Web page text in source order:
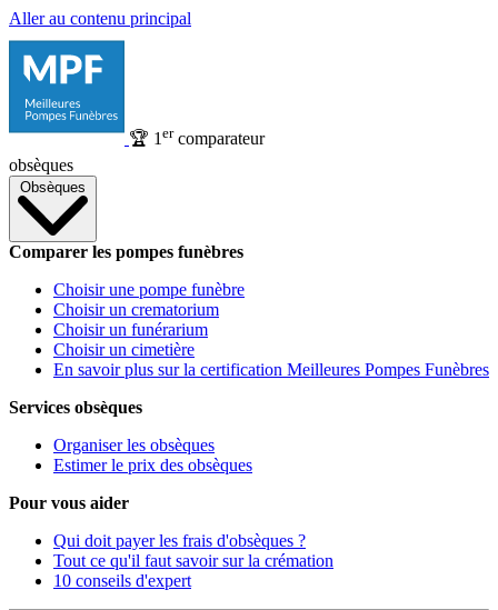
Aller au contenu principal
🏆 1 ercomparateur
obsèques
Obsèques
Comparer les pompes funèbres
Choisir une pompe funèbre
Choisir un crematorium
Choisir un funérarium
Choisir un cimetière
En savoir plus sur la certification Meilleures Pompes Funèbres
Services obsèques
Organiser les obsèques
Estimer le prix des obsèques
Pour vous aider
Qui doit payer les frais d'obsèques ?
Tout ce qu'il faut savoir sur la crémation
10 conseils d'expert